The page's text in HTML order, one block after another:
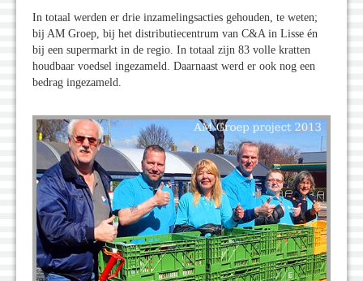
In totaal werden er drie inzamelingsacties gehouden, te weten;
bij AM Groep, bij het distributiecentrum van C&A in Lisse én
bij een supermarkt in de regio. In totaal zijn 83 volle kratten
houdbaar voedsel ingezameld. Daarnaast werd er ook nog een
bedrag ingezameld.